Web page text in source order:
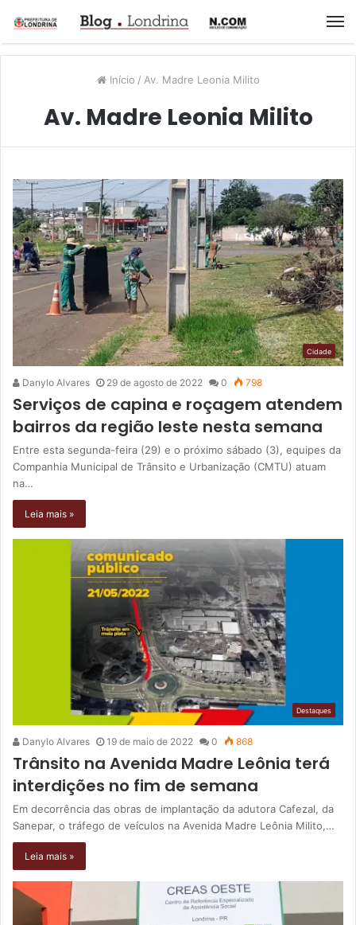
Início / Av. Madre Leonia Milito
Av. Madre Leonia Milito
Cidade
Danylo Alvares 29 de agosto de 2022 0 798
Serviços de capina e roçagem atendem
bairros da região leste nesta semana
Entre esta segunda-feira (29) e o próximo sábado (3), equipes da
Companhia Municipal de Trânsito e Urbanização (CMTU) atuam
na…
Leia mais »
Destaques
Danylo Alvares 19 de maio de 2022 0 868
Trânsito na Avenida Madre Leônia terá
interdições no fim de semana
Em decorrência das obras de implantação da adutora Cafezal, da
Sanepar, o tráfego de veículos na Avenida Madre Leônia Milito,…
Leia mais »